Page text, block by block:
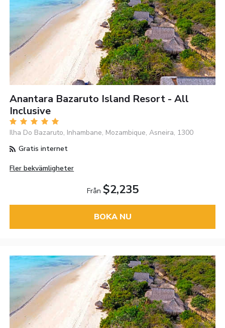
Anantara Bazaruto Island Resort - All
Inclusive
Ilha Do Bazaruto, Inhambane, Mozambique, Asneira, 1300
Gratis internet
Fler bekvämligheter
Från $2,235
BOKA NU